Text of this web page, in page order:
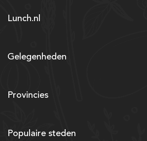
Lunch.nl
Gelegenheden
Provincies
Populaire steden